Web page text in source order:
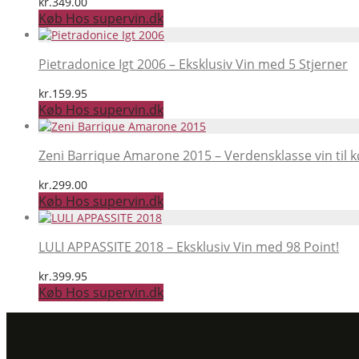
Køb Hos supervin.dk
Pietradonice Igt 2006 – Eksklusiv Vin med 5 Stjerner
kr.159.95
Køb Hos supervin.dk
Zeni Barrique Amarone 2015 – Verdensklasse vin til
kr.299.00
Køb Hos supervin.dk
LULI APPASSITE 2018 – Eksklusiv Vin med 98 Point!
kr.399.95
Køb Hos supervin.dk